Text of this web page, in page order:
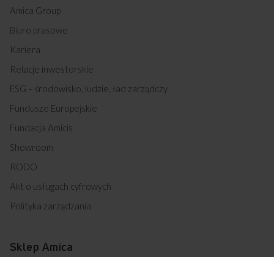
Amica Group
Biuro prasowe
Kariera
Relacje inwestorskie
ESG – środowisko, ludzie, ład zarządczy
Fundusze Europejskie
Fundacja Amicis
Showroom
RODO
Akt o usługach cyfrowych
Polityka zarządzania
Sklep Amica